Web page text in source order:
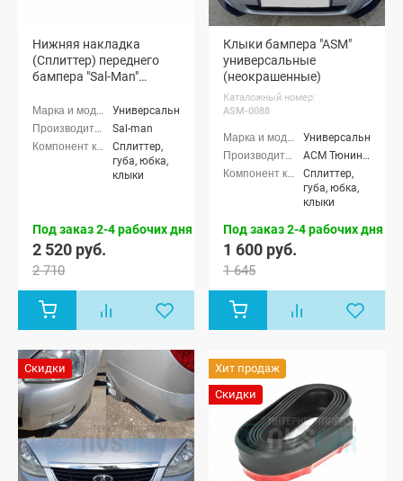
Нижняя накладка
(Сплиттер) переднего
бампера "Sal-Man"
Универсальные
Sal-man
Сплиттер,
губа, юбка,
клыки
Под заказ 2-4 рабочих дня
2 520 руб.
2 710
Клыки бампера "ASM"
универсальные
(неокрашенные)
Каталожный номер:
ASM-0088
Универсальные
АСМ Тюнинг (ASM tuning)
Сплиттер,
губа, юбка,
клыки
Под заказ 2-4 рабочих дня
1 600 руб.
1 645
Скидки
Хит продаж
Скидки